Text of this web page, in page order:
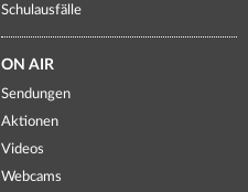
Schulausfälle
ON AIR
Sendungen
Aktionen
Videos
Webcams